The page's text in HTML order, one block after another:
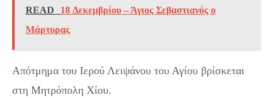
READ
18 Δεκεμβρίου – Άγιος Σεβαστιανός ο
Μάρτυρας
Απότμημα του Ιερού Λειψάνου του Αγίου βρίσκεται
στη Μητρόπολη Χίου.